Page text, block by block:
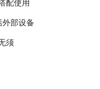
配使用
外部设备
须